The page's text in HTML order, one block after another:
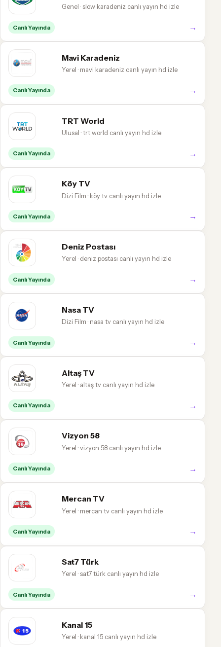
Genel · slow karadeniz canlı yayın hd izle
Canlı Yayında →
Mavi Karadeniz
Yerel · mavi karadeniz canlı yayın hd izle
Canlı Yayında →
TRT World
Ulusal · trt world canlı yayın hd izle
Canlı Yayında →
Köy TV
Dizi Film · köy tv canlı yayın hd izle
Canlı Yayında →
Deniz Postası
Yerel · deniz postası canlı yayın hd izle
Canlı Yayında →
Nasa TV
Dizi Film · nasa tv canlı yayın hd izle
Canlı Yayında →
Altaş TV
Yerel · altaş tv canlı yayın hd izle
Canlı Yayında →
Vizyon 58
Yerel · vizyon 58 canlı yayın hd izle
Canlı Yayında →
Mercan TV
Yerel · mercan tv canlı yayın hd izle
Canlı Yayında →
Sat7 Türk
Yerel · sat7 türk canlı yayın hd izle
Canlı Yayında →
Kanal 15
Yerel · kanal 15 canlı yayın hd izle